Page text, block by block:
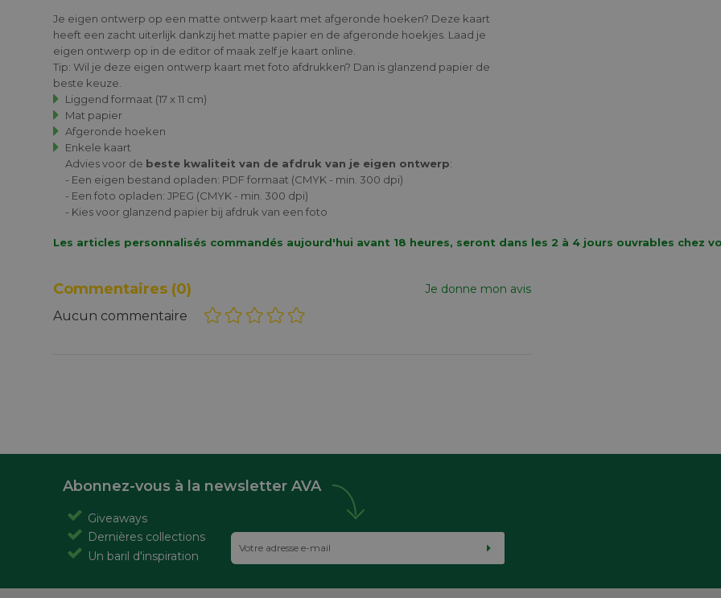
Je eigen ontwerp op een matte ontwerp kaart met afgeronde hoeken? Deze kaart
heeft een zacht uiterlijk dankzij het matte papier en de afgeronde hoekjes. Laad je
eigen ontwerp op in de editor of maak zelf je kaart online.
Tip: Wil je deze eigen ontwerp kaart met foto afdrukken? Dan is glanzend papier de
beste keuze.
Liggend formaat (17 x 11 cm)
Mat papier
Afgeronde hoeken
Enkele kaart
Advies voor de beste kwaliteit van de afdruk van je eigen ontwerp:
- Een eigen bestand opladen: PDF formaat (CMYK - min. 300 dpi)
- Een foto opladen: JPEG (CMYK - min. 300 dpi)
- Kies voor glanzend papier bij afdruk van een foto
Les articles personnalisés commandés aujourd'hui avant 18 heures, seront dans les 2 à 4 jours ouvrables chez
Commentaires (0) Je donne mon avis
Aucun commentaire
Abonnez-vous à la newsletter AVA
Giveaways
Dernières collections
Un baril d'inspiration